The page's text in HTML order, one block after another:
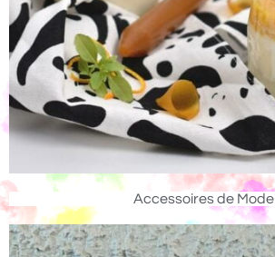
Accessoires de Mode